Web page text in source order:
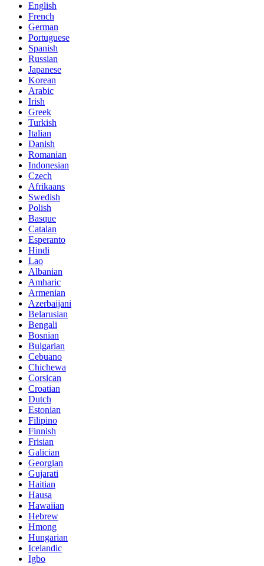
English
French
German
Portuguese
Spanish
Russian
Japanese
Korean
Arabic
Irish
Greek
Turkish
Italian
Danish
Romanian
Indonesian
Czech
Afrikaans
Swedish
Polish
Basque
Catalan
Esperanto
Hindi
Lao
Albanian
Amharic
Armenian
Azerbaijani
Belarusian
Bengali
Bosnian
Bulgarian
Cebuano
Chichewa
Corsican
Croatian
Dutch
Estonian
Filipino
Finnish
Frisian
Galician
Georgian
Gujarati
Haitian
Hausa
Hawaiian
Hebrew
Hmong
Hungarian
Icelandic
Igbo